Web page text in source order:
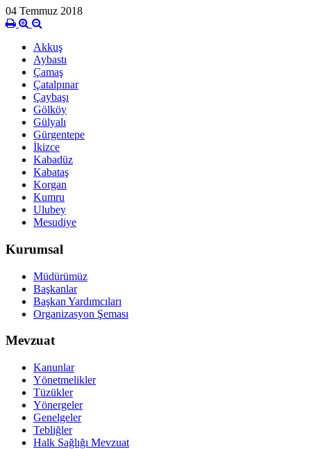
04 Temmuz 2018
Akkuş
Aybastı
Çamaş
Çatalpınar
Çaybaşı
Gölköy
Gülyalı
Gürgentepe
İkizce
Kabadüz
Kabataş
Korgan
Kumru
Ulubey
Mesudiye
Kurumsal
Müdürümüz
Başkanlar
Başkan Yardımcıları
Organizasyon Şeması
Mevzuat
Kanunlar
Yönetmelikler
Tüzükler
Yönergeler
Genelgeler
Tebliğler
Halk Sağlığı Mevzuat